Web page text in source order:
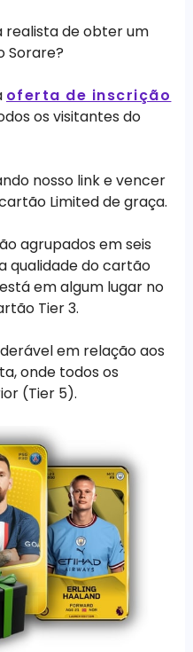
realista de obter um
Sorare?
oferta de inscrição
os visitantes do
nosso link e vencer
Limited de graça.
agrupados em seis
qualidade do cartão
em algum lugar no
Tier 3.
em relação aos
onde todos os
(Tier 5).